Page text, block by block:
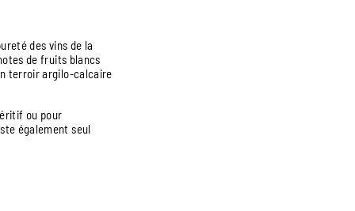
des vins de la
de fruits blancs
terroir argilo-calcaire
ou pour
également seul